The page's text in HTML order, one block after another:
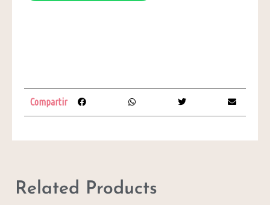
Compartir
Related Products